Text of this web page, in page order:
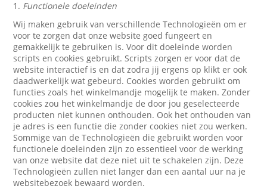
1. Functionele doeleinden
Wij maken gebruik van verschillende Technologieën om er
voor te zorgen dat onze website goed fungeert en
gemakkelijk te gebruiken is. Voor dit doeleinde worden
scripts en cookies gebruikt. Scripts zorgen er voor dat de
website interactief is en dat zodra jij ergens op klikt er ook
daadwerkelijk wat gebeurd. Cookies worden gebruikt om
functies zoals het winkelmandje mogelijk te maken. Zonder
cookies zou het winkelmandje de door jou geselecteerde
producten niet kunnen onthouden. Ook het onthouden van
je adres is een functie die zonder cookies niet zou werken.
Sommige van de Technologieën die gebruikt worden voor
functionele doeleinden zijn zo essentieel voor de werking
van onze website dat deze niet uit te schakelen zijn. Deze
Technologieën zullen niet langer dan een aantal uur na je
websitebezoek bewaard worden.